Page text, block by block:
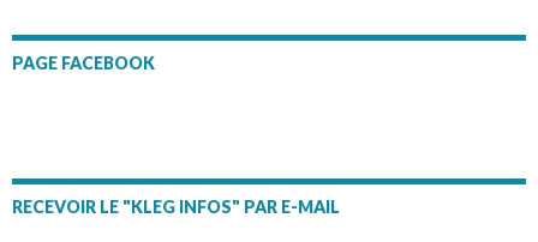
PAGE FACEBOOK
RECEVOIR LE "KLEG INFOS" PAR E-MAIL